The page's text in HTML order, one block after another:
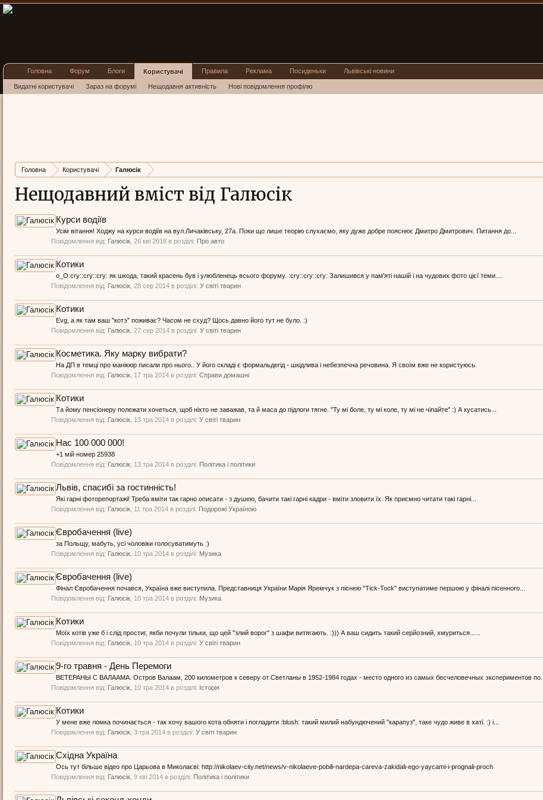
Головна Користувачі Галюсік
Нещодавний вміст від Галюсік
Курси водіїв
Усім вітання! Ходжу на курси водіїв на вул.Личаківську, 27а. Поки що лише теорію слухаємо, яку дуже добре пояснює Дмитро Дмитрович. Питання до...
Повідомлення від: Галюсік 26 кві 2018 в розділі: Про авто
Котики
о_О:cry::cry::cry: як шкода, такий красень був і улюбленець всього форуму. :cry::cry::cry: Залишився у пам'яті нашій і на чудових фото цієї теми....
Повідомлення від: Галюсік 28 сер 2014 в розділі: У світі тварин
Котики
Evg, а як там ваш "котэ" поживає? Часом не схуд? Щось давно його тут не було. :)
Повідомлення від: Галюсік 27 сер 2014 в розділі: У світі тварин
Косметика. Яку марку вибрати?
На ДП в темці про манікюр писали про нього.. У його складі є формальдегід - шкідлива і небезпечна речовина. Я своїм вже не користуюсь.
Повідомлення від: Галюсік 17 тра 2014 в розділі: Справи домашні
Котики
Та йому пенсіонеру полежати хочеться, щоб ніхто не заважав, та й маса до підлоги тягне. "Ту мі боле, ту мі коле, ту мі не чіпайте" :) А кусатись...
Повідомлення від: Галюсік 13 тра 2014 в розділі: У світі тварин
Нас 100 000 000!
+1 мій номер 25938
Повідомлення від: Галюсік 13 тра 2014 в розділі: Політика і політики
Львів, спасибі за гостинність!
Які гарні фоторепортажі! Треба вміти так гарно описати - з душею, бачити такі гарні кадри - вміти зловити їх. Як приємно читати такі гарні...
Повідомлення від: Галюсік 11 тра 2014 в розділі: Подорожі Україною
Євробачення (live)
за Польщу, мабуть, усі чоловіки голосуватимуть :)
Повідомлення від: Галюсік 10 тра 2014 в розділі: Музика
Євробачення (live)
Фінал Євробачення почався, Україна вже виступила. Представниця України Марія Яремчук з піснею "Tick-Tock" виступатиме першою у фіналі пісенного...
Повідомлення від: Галюсік 10 тра 2014 в розділі: Музика
Котики
Моїх котів уже б і слід простиг, якби почули тільки, що цей "злий ворог" з шафи витягають. :))) А ваш сидить такий серйозний, хмуриться......
Повідомлення від: Галюсік 10 тра 2014 в розділі: У світі тварин
9-го травня - День Перемоги
ВЕТЕРАНЫ С ВАЛААМА. Остров Валаам, 200 километров к северу от Светланы в 1952-1984 годах - место одного из самых бесчеловечных экспериментов по...
Повідомлення від: Галюсік 10 тра 2014 в розділі: Історія
Котики
У мене вже ломка починається - так хочу вашого кота обняти і погладити :blush: такий милий набундючений "карапуз", таке чудо живе в хаті. :) і...
Повідомлення від: Галюсік 3 тра 2014 в розділі: У світі тварин
Східна Україна
Ось тут більше відео про Царьова в Миколаєві: http://nikolaev-city.net/news/v-nikolaeve-pobili-nardepa-careva-zakidali-ego-yaycami-i-prognali-proch
Повідомлення від: Галюсік 9 кві 2014 в розділі: Політика і політики
Головна Форум Блоги Користувачі
Видатні користувачі Зараз на форумі Нещодавня активність Нові повідомлення профілю
Правила Реклама Посиденьки Львівські новини